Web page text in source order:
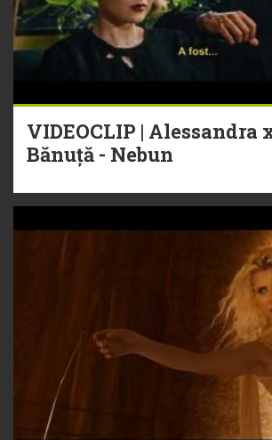
VIDEOCLIP | Alessandra
Bănuță - Nebun